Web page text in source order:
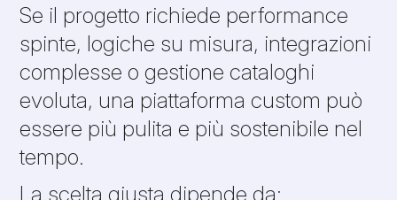
Se il progetto richiede performance
spinte, logiche su misura, integrazioni
complesse o gestione cataloghi
evoluta, una piattaforma custom può
essere più pulita e più sostenibile nel
tempo.
La scelta giusta dipende da: